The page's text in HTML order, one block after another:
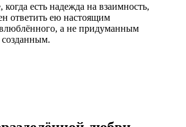
когда есть надежда на взаимность,
ответить ею настоящим
а не придуманным